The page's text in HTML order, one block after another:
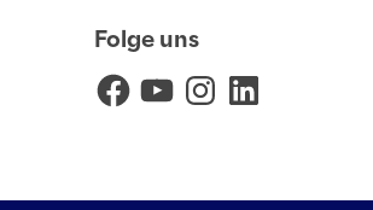
Folge uns
FacebookYouTubeInstagramLinkedIn